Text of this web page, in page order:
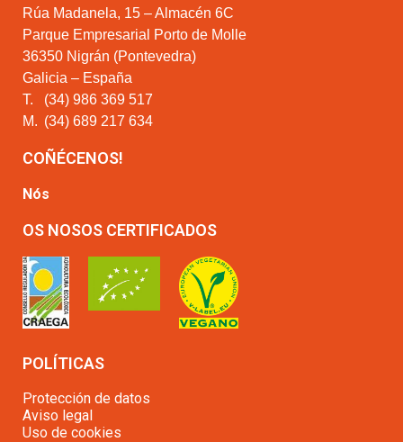
Rúa Madanela, 15 – Almacén 6C
Parque Empresarial Porto de Molle
36350 Nigrán (Pontevedra)
Galicia – España
T.
(34) 986 369 517
M. (34) 689 217 634
COÑÉCENOS!
Nós
OS NOSOS CERTIFICADOS
POLÍTICAS
Protección de datos
Aviso legal
Uso de cookies